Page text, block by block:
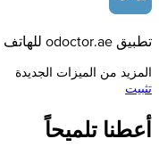
تطبيق odoctor.ae للهاتف
المزيد من الميزات الجديدة
تثبيت
أعطنا تلميحاً